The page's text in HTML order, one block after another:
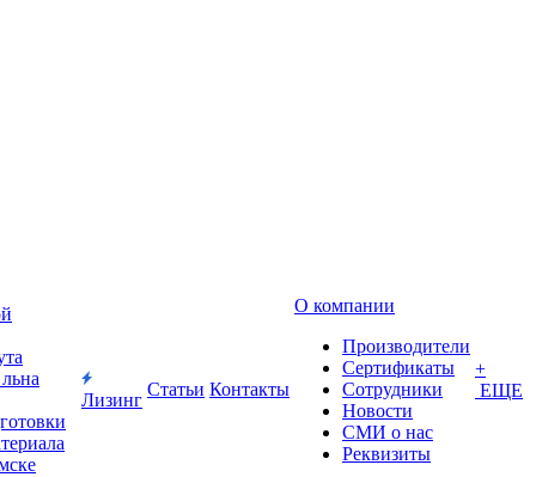
Лизинг
Статьи Контакты
О компании
Производители
Сертификаты
Сотрудники
Новости
СМИ о нас
Реквизиты
+
ЕЩЕ